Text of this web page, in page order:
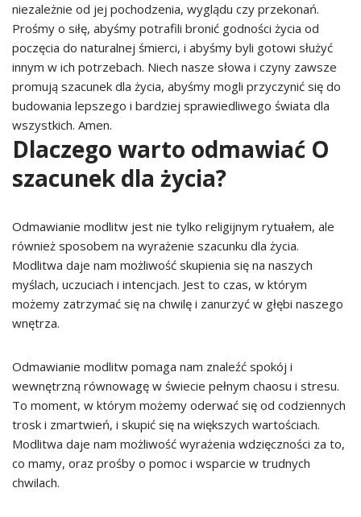
niezależnie od jej pochodzenia, wyglądu czy przekonań.
Prośmy o siłę, abyśmy potrafili bronić godności życia od
poczęcia do naturalnej śmierci, i abyśmy byli gotowi służyć
innym w ich potrzebach. Niech nasze słowa i czyny zawsze
promują szacunek dla życia, abyśmy mogli przyczynić się do
budowania lepszego i bardziej sprawiedliwego świata dla
wszystkich. Amen.
Dlaczego warto odmawiać O
szacunek dla życia?
Odmawianie modlitw jest nie tylko religijnym rytuałem, ale
również sposobem na wyrażenie szacunku dla życia.
Modlitwa daje nam możliwość skupienia się na naszych
myślach, uczuciach i intencjach. Jest to czas, w którym
możemy zatrzymać się na chwilę i zanurzyć w głębi naszego
wnętrza.
Odmawianie modlitw pomaga nam znaleźć spokój i
wewnętrzną równowagę w świecie pełnym chaosu i stresu.
To moment, w którym możemy oderwać się od codziennych
trosk i zmartwień, i skupić się na większych wartościach.
Modlitwa daje nam możliwość wyrażenia wdzięczności za to,
co mamy, oraz prośby o pomoc i wsparcie w trudnych
chwilach.